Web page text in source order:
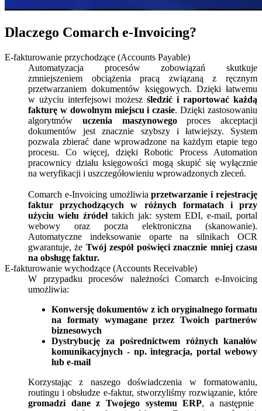
Dlaczego Comarch e-Invoicing?
E-fakturowanie przychodzące (Accounts Payable)
Automatyzacja procesów zobowiązań skutkuje
zmniejszeniem obciążenia pracą związaną z ręcznym
przetwarzaniem dokumentów księgowych. Dzięki łatwemu
w użyciu interfejsowi możesz śledzić i raportować każdą
fakturę w dowolnym miejscu i czasie. Dzięki zastosowaniu
algorytmów uczenia maszynowegoproces akceptacji
dokumentów jest znacznie szybszy i łatwiejszy. System
pozwala zbierać dane wprowadzone na każdym etapie tego
procesu. Co więcej, dzięki Robotic Process Automation
pracownicy działu księgowości mogą skupić się wyłącznie
na weryfikacji i uszczegółowieniu wprowadzonych zleceń.
Comarch e-Invoicing umożliwiaprzetwarzanie i rejestrację
faktur przychodzących w różnych formatach i przy
użyciu wielu źródełtakich jak: system EDI, e-mail, portal
webowy oraz poczta elektroniczna (skanowanie).
Automatyczne indeksowanie oparte na silnikach OCR
gwarantuje, że Twój zespół poświęci znacznie mniej czasu
na obsługę faktur.
E-fakturowanie wychodzące (Accounts Receivable)
W przypadku procesów należności Comarch e-Invoicing
umożliwia:
Konwersję dokumentów z ich oryginalnego formatu
na formaty wymagane przez Twoich partnerów
biznesowych
Dystrybucję za pośrednictwem różnych kanałów
komunikacyjnych - np. integracja, portal webowy
lub e-mail
Korzystając z naszego doświadczenia w formatowaniu,
routingu i obsłudze e-faktur, stworzyliśmy rozwiązanie, które
gromadzi dane z Twojego systemu ERP, a następnie